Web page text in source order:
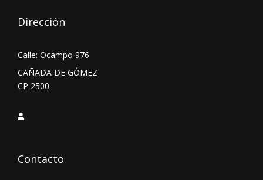
Dirección
Calle: Ocampo 976
CAÑADA DE GÓMEZ
CP 2500
Contacto